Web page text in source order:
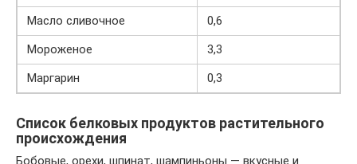
Масло сливочное
0,6
Мороженое
3,3
Маргарин
0,3
Список белковых продуктов растительного
происхождения
Бобовые, орехи, шпинат, шампиньоны — вкусные и